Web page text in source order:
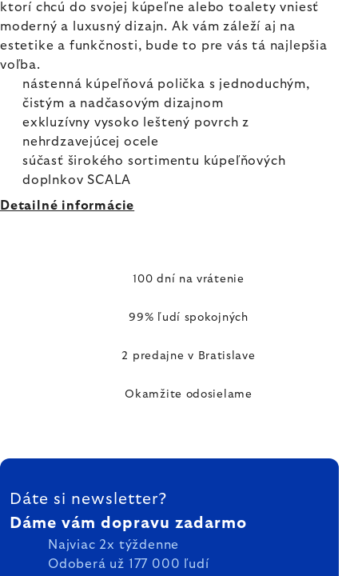
ktorí chcú do svojej kúpeľne alebo toalety vniesť
moderný a luxusný dizajn. Ak vám záleží aj na
estetike a funkčnosti, bude to pre vás tá najlepšia
voľba.
nástenná kúpeľňová polička s jednoduchým,
čistým a nadčasovým dizajnom
exkluzívny vysoko leštený povrch z
nehrdzavejúcej ocele
súčasť širokého sortimentu kúpeľňových
doplnkov SCALA
Detailné informácie
100 dní na vrátenie
99% ľudí spokojných
2 predajne v Bratislave
Okamžite odosielame
ZÁPÄTIE
Dáte si newsletter?
Dáme vám dopravu zadarmo
Najviac 2x týždenne
Odoberá už 177 000 ľudí